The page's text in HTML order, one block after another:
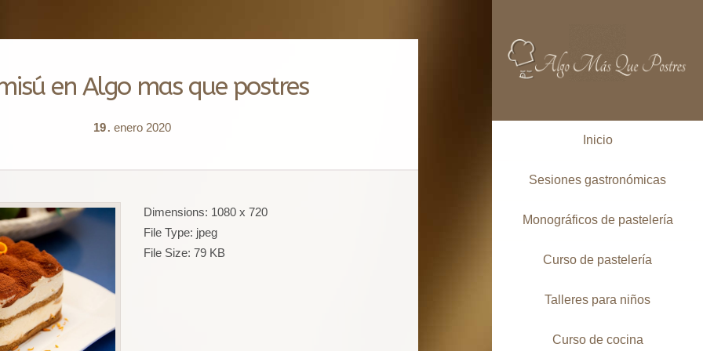
Inicio
Sesiones gastronómicas
Monográficos de pastelería
Curso de pastelería
Talleres para niños
Curso de cocina
en Algo mas que postres
19 . enero 2020
Dimensions: 1080 x 720
File Type: jpeg
File Size: 79 KB